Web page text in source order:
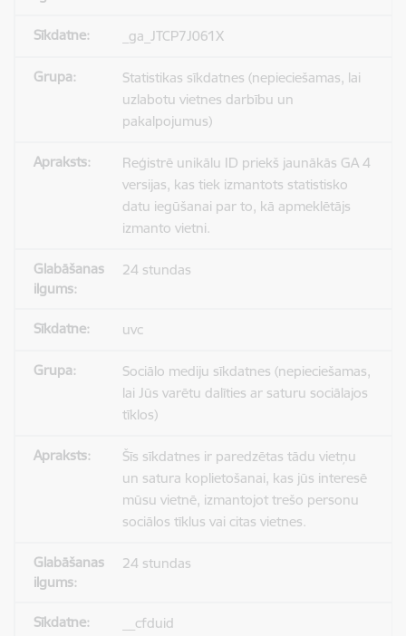
_ga_JTCP7J061X
Statistikas sīkdatnes (nepieciešamas, lai
uzlabotu vietnes darbību un
pakalpojumus)
Reģistrē unikālu ID priekš jaunākās GA 4
versijas, kas tiek izmantots statistisko
datu iegūšanai par to, kā apmeklētājs
izmanto vietni.
24 stundas
uvc
Sociālo mediju sīkdatnes (nepieciešamas,
lai Jūs varētu dalīties ar saturu sociālajos
tīklos)
Šīs sīkdatnes ir paredzētas tādu vietņu
un satura koplietošanai, kas jūs interesē
mūsu vietnē, izmantojot trešo personu
sociālos tīklus vai citas vietnes.
24 stundas
__cfduid